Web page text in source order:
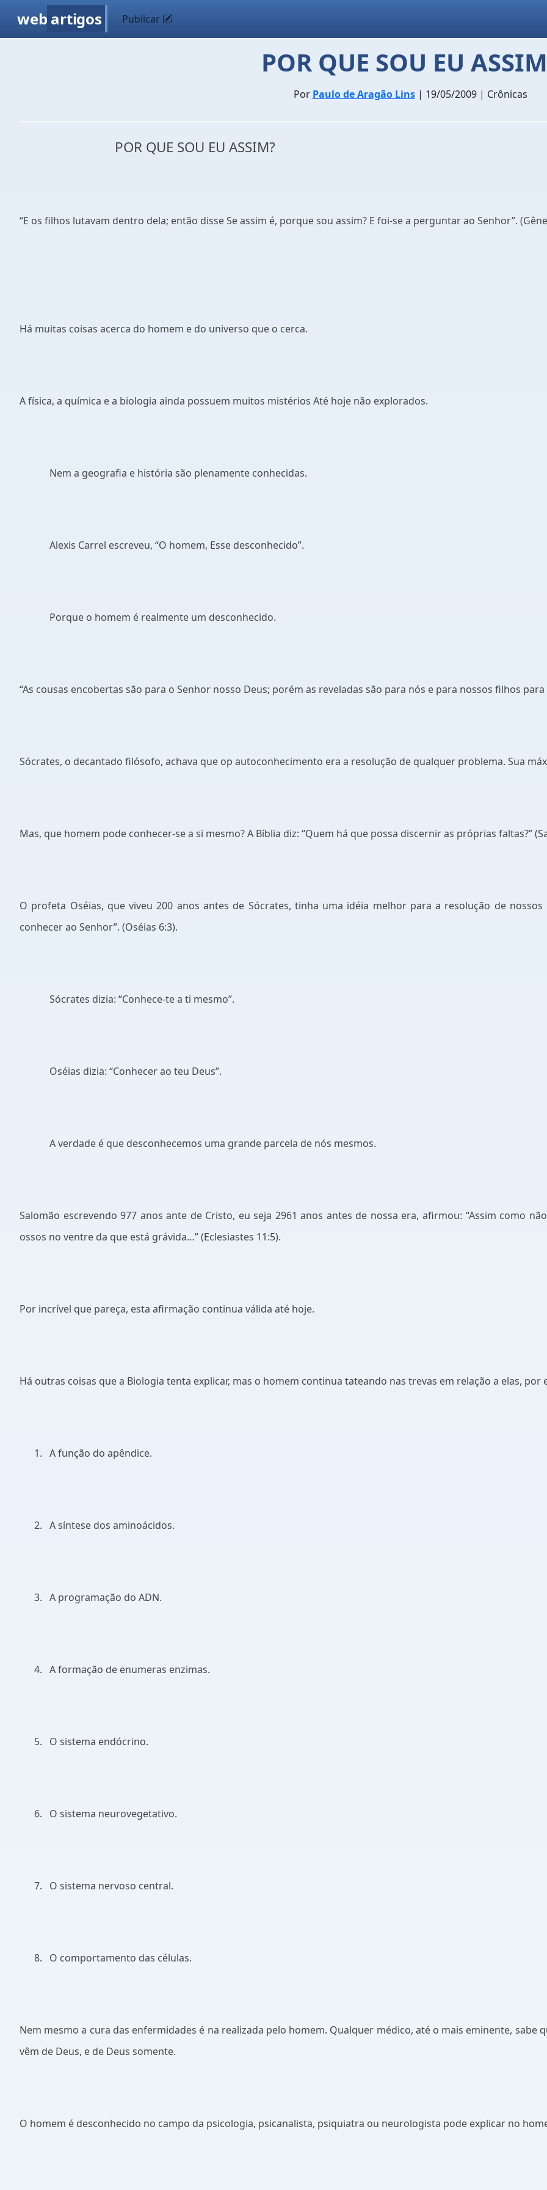
web artigos Publicar
POR QUE SOU EU
Por Paulo de Aragão Lins| 19/05/2009 | Crônicas
POR QUE SOU EU ASSIM?
“E os filhos lutavam dentro dela; então disse Se assim é, porque sou assim? E foi-se a perguntar ao Senhor”.
Há muitas coisas acerca do homem e do universo que o cerca.
A física, a química e a biologia ainda possuem muitos mistérios Até hoje não explorados.
Nem a geografia e história são plenamente conhecidas.
Alexis Carrel escreveu, “O homem, Esse desconhecido”.
Porque o homem é realmente um desconhecido.
“As cousas encobertas são para o Senhor nosso Deus; porém as reveladas são para nós e para nossos filhos
Sócrates, o decantado filósofo, achava que op autoconhecimento era a resolução de qualquer problema. Sua
Mas, que homem pode conhecer-se a si mesmo? A Bíblia diz: “Quem há que possa discernir as próprias faltas?”
O profeta Oséias, que viveu 200 anos antes de Sócrates, tinha uma idéia melhor para a resolução de nossos
conhecer ao Senhor”. (Oséias 6:3).
Sócrates dizia: “Conhece-te a ti mesmo”.
Oséias dizia: “Conhecer ao teu Deus”.
A verdade é que desconhecemos uma grande parcela de nós mesmos.
Salomão escrevendo 977 anos ante de Cristo, eu seja 2961 anos antes de nossa era, afirmou: “Assim como
ossos no ventre da que está grávida…” (Eclesiastes 11:5).
Por incrível que pareça, esta afirmação continua válida até hoje.
Há outras coisas que a Biologia tenta explicar, mas o homem continua tateando nas trevas em relação a elas, por
1. A função do apêndice.
2. A síntese dos aminoácidos.
3. A programação do ADN.
4. A formação de enumeras enzimas.
5. O sistema endócrino.
6. O sistema neurovegetativo.
7. O sistema nervoso central.
8. O comportamento das células.
Nem mesmo a cura das enfermidades é na realizada pelo homem. Qualquer médico, até o mais eminente, sabe
vêm de Deus, e de Deus somente.
O homem é desconhecido no campo da psicologia, psicanalista, psiquiatra ou neurologista pode explicar no